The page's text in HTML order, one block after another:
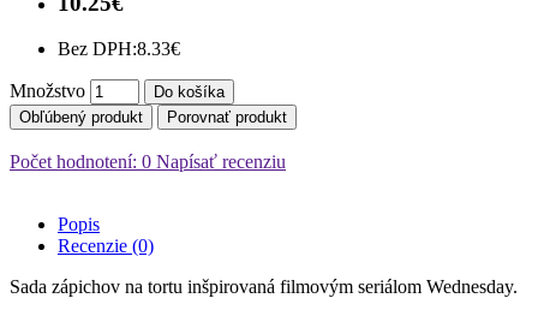
Bez DPH:8.33€
Množstvo
Do košíka
Obľúbený produkt
Porovnať produkt
Počet hodnotení: 0 Napísať recenziu
Popis
Recenzie (0)
Sada zápichov na tortu inšpirovaná filmovým seriálom Wednesday.